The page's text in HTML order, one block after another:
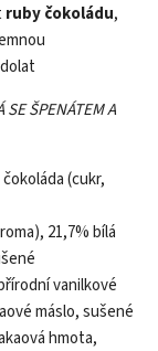
ruby čokoládu,
ŠPENÁTEM A
(cukr,
21,7% bílá
vanilkové
máslo, sušené
hmota,